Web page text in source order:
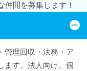
仲間を募集します！
管理回収・法務・ア
ます。法人向け、個